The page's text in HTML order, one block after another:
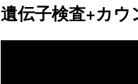
遺伝子検査+カ